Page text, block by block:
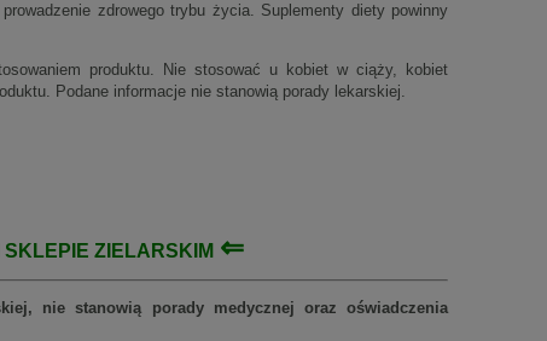
zdrowego trybu życia. Suplementy diety powinny
produktu. Nie stosować u kobiet w ciąży, kobiet
Podane informacje nie stanowią porady lekarskiej.
SKLEPIE ZIELARSKIM ⇐
nie stanowią porady medycznej oraz oświadczenia